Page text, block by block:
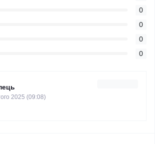
0
0
0
0
2025 (09:08)